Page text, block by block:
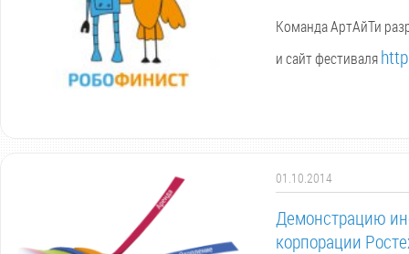
Команда АртАйТи
и сайт фестиваля
01.10.2014
Демонстрацию
корпорации